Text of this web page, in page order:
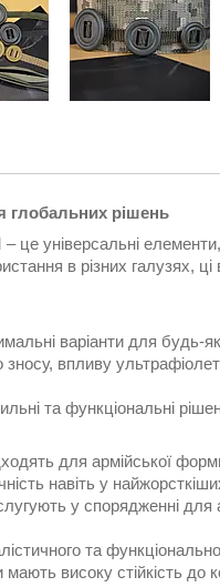
глобальних рішень
це універсальні
в різних галузях,
варіанти для будь-
зносу, впливу
та функціональні
для армійської
навіть у
у спорядженні для
та
мають високу стійкість до